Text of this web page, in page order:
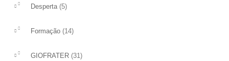
Desperta (5)
Formação (14)
GIOFRATER (31)